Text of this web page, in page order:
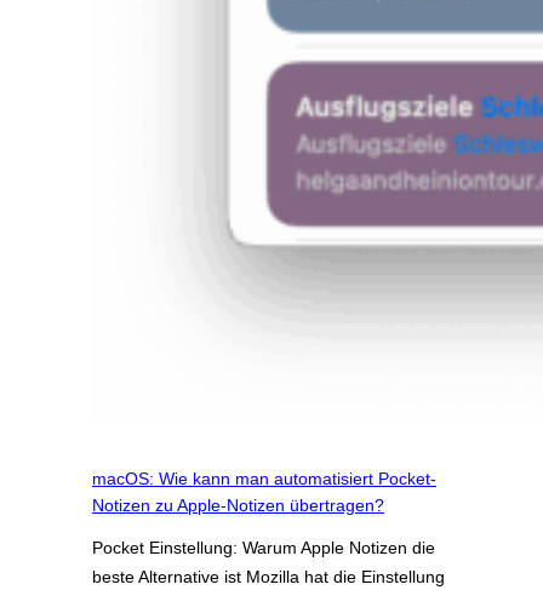
macOS: Wie kann man automatisiert Pocket-
Notizen zu Apple-Notizen übertragen?
Pocket Einstellung: Warum Apple Notizen die
beste Alternative ist Mozilla hat die Einstellung